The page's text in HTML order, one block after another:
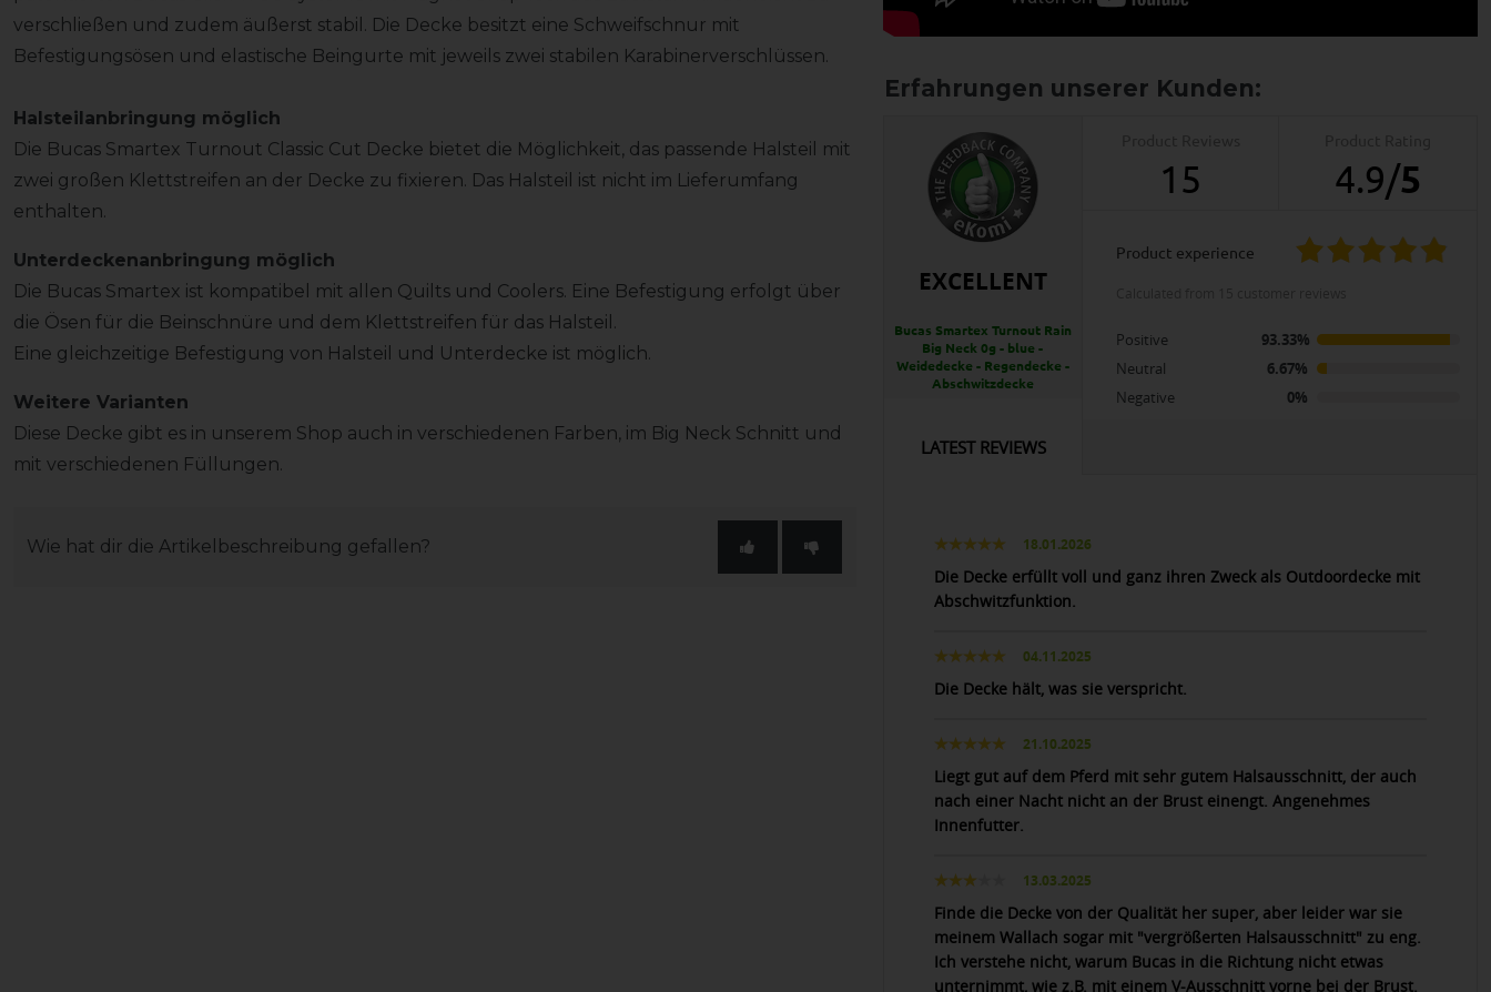
verschließen und zudem äußerst stabil. Die Decke besitzt eine Schweifschnur mit
Befestigungsösen und elastische Beingurte mit jeweils zwei stabilen Karabinerverschlüssen.
Halsteilanbringung möglich
Die Bucas Smartex Turnout Classic Cut Decke bietet die Möglichkeit, das passende Halsteil mit
zwei großen Klettstreifen an der Decke zu fixieren. Das Halsteil ist nicht im Lieferumfang
enthalten.
Unterdeckenanbringung möglich
Die Bucas Smartex ist kompatibel mit allen Quilts und Coolers. Eine Befestigung erfolgt über
die Ösen für die Beinschnüre und dem Klettstreifen für das Halsteil.
Eine gleichzeitige Befestigung von Halsteil und Unterdecke ist möglich.
Weitere Varianten
Diese Decke gibt es in unserem Shop auch in verschiedenen Farben, im Big Neck Schnitt und
mit verschiedenen Füllungen.
Wie hat dir die Artikelbeschreibung gefallen?
EXCELLENT
Bucas Smartex Turnout Rain
Big Neck 0g - blue -
Weidedecke - Regendecke -
Abschwitzdecke
15 4.9/5
product experience
Positive
93.33%
Neutral
6.67%
Negative
0%
LATEST REVIEWS
18.01.2026
Die Decke erfüllt voll und ganz ihren Zweck als Outdoordecke mit
Abschwitzfunktion.
04.11.2025
Die Decke hält, was sie verspricht.
21.10.2025
Liegt gut auf dem Pferd mit sehr gutem Halsausschnitt, der auch
nach einer Nacht nicht an der Brust einengt. Angenehmes
Innenfutter.
13.03.2025
Finde die Decke von der Qualität her super, aber leider war sie
meinem Wallach sogar mit "vergrößerten Halsausschnitt" zu eng.
Ich verstehe nicht, warum Bucas in die Richtung nicht etwas
unternimmt, wie z.B. mit einem V-Ausschnitt vorne bei der Brust.